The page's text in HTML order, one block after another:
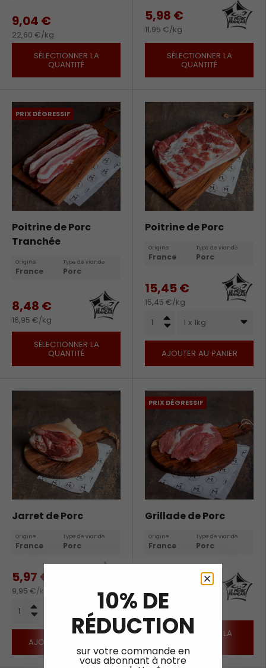
9,04 €
22,60 €/kg
SÉLECTIONNER LA
QUANTITÉ
5,98 €
11,95 €/kg
SÉLECTIONNER LA
QUANTITÉ
PRIX DÉGRESSIF
Poitrine de Porc
Tranchée
Origine
France
Type de viande
Porc
8,48 €
16,95 €/kg
SÉLECTIONNER LA
QUANTITÉ
Poitrine de Porc
Origine
France
Type de viande
Porc
15,45 €
15,45 €/kg
1 x 1kg
-
+
AJOUTER AU PANIER
Jarret de Porc
Origine
France
Type de viande
Porc
5,97 €
9,95 €/kg
-
+
AJOUTER AU PANIER
PRIX DÉGRESSIF
Grillade de Porc
Origine
France
Type de viande
Porc
22,60 €/kg
SÉLECTIONNER LA
10% DE
RÉDUCTION
sur votre commande en
vous abonnant à notre